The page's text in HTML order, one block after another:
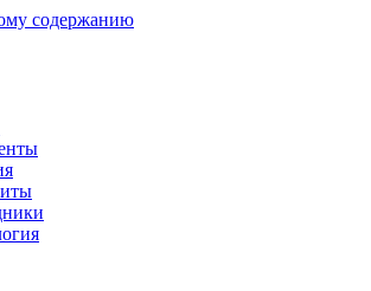
содержанию